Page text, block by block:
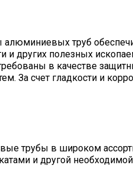
алюминиевых труб
и других полезных
в качестве
За счет гладкости и
трубы в широком
и другой